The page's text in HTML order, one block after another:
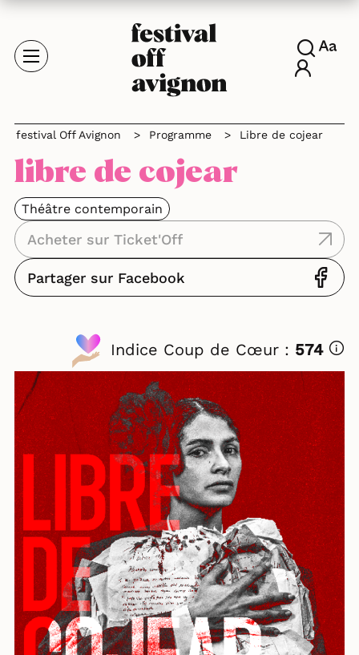
festival Off Avignon > Programme > Libre de cojear
libre de cojear
Théâtre contemporain
Acheter sur Ticket'Off
Partager sur Facebook
Indice Coup de Cœur : 574